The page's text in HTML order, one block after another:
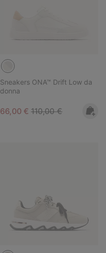
Sneakers ONA™ Drift Low da
donna
Sale price:
66,00 € Regular price:
110,00 €